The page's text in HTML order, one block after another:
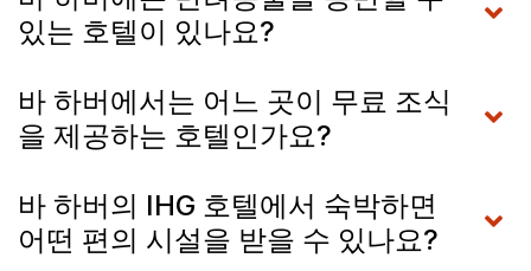
있는 호텔이 있나요?
바 하버에서는 어느 곳이 무료 조식
을 제공하는 호텔인가요?
바 하버의 IHG 호텔에서 숙박하면
어떤 편의 시설을 받을 수 있나요?